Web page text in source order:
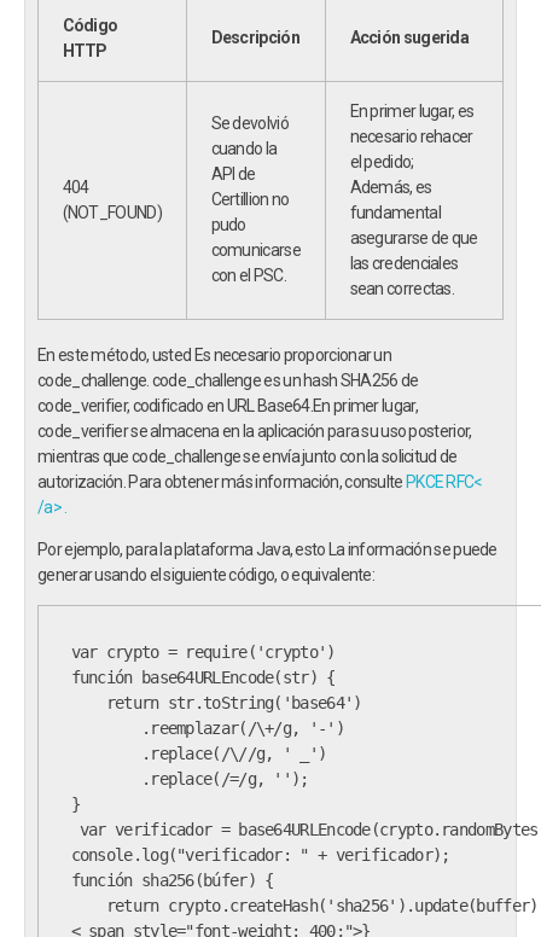
Código
HTTP
Descripción Acción sugerida
404
(NOT_FOUND)
Se devolvió
cuando la
API de
Certillion no
pudo
comunicarse
con el PSC.
En primer lugar, es
necesario rehacer
el pedido;
Además, es
fundamental
asegurarse de que
las credenciales
sean correctas.
En este método, usted Es necesario proporcionar un
code_challenge.code_challenge es un hash SHA256 de
code_verifier, codificado en URL Base64.En primer lugar,
code_verifier se almacena en la aplicación para su uso posterior,
mientras que code_challenge se envía junto con la solicitud de
autorización.Para obtener más información, consulte PKCE RFC<
/a>.
Por ejemplo, para la plataforma Java, esto La información se puede
generar usando el siguiente código, o equivalente:
var crypto = require('crypto')
función base64URLEncode(str) {
    return str.toString('base64')
        .reemplazar(/\+/g, '-')
        .replace(/\//g, ' _')
        .replace(/=/g, '');
}
var verificador =
console.log("verificador: " + verificador);
función sha256(búfer) {
return